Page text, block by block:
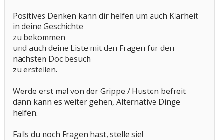
Positives Denken kann dir helfen um auch Klarheit
in deine Geschichte
zu bekommen
und auch deine Liste mit den Fragen für den
nächsten Doc besuch
zu erstellen.
Werde erst mal von der Grippe / Husten befreit
dann kann es weiter gehen, Alternative Dinge
helfen.
Falls du noch Fragen hast, stelle sie!